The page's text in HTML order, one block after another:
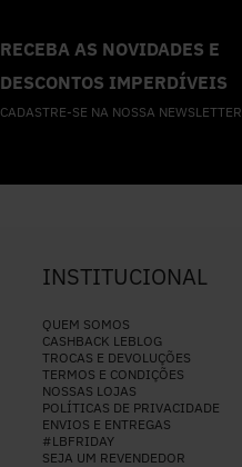
RECEBA AS NOVIDADES E
DESCONTOS IMPERDÍVEIS
CADASTRE-SE NA NOSSA NEWSLETTER
INSTITUCIONAL
QUEM SOMOS
CASHBACK LEBLOG
TROCAS E DEVOLUÇÕES
TERMOS E CONDIÇÕES
NOSSAS LOJAS
POLÍTICAS DE PRIVACIDADE
ENVIOS E ENTREGAS
#LBFRIDAY
SEJA UM REVENDEDOR